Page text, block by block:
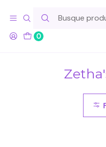
0
Hola! Si tu pedido incluye
ten en cuenta este tiempo